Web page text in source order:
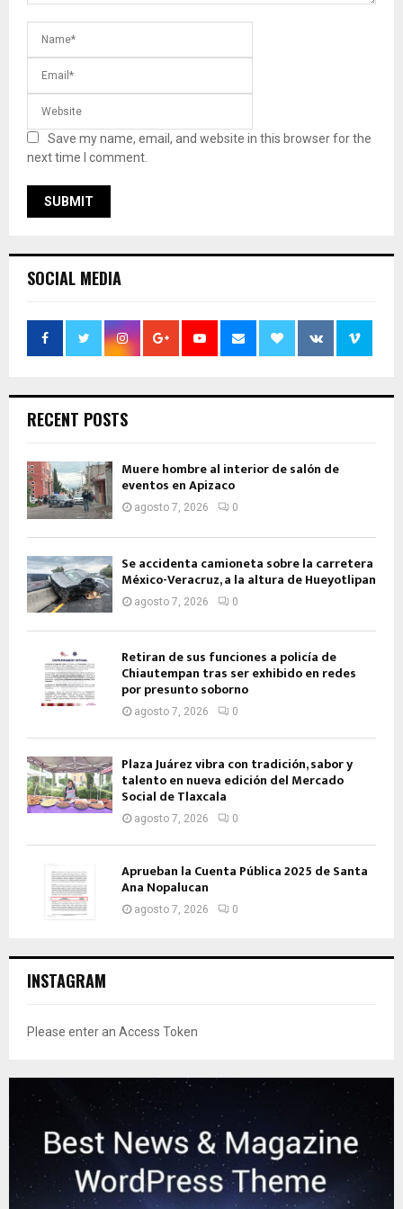
Save my name, email, and website in this browser for the
next time I comment.
SOCIAL MEDIA
RECENT POSTS
Muere hombre al interior de salón de
eventos en Apizaco
agosto 7, 2026 0
Se accidenta camioneta sobre la carretera
México-Veracruz, a la altura de Hueyotlipan
agosto 7, 2026 0
Retiran de sus funciones a policía de
Chiautempan tras ser exhibido en redes
por presunto soborno
agosto 7, 2026 0
Plaza Juárez vibra con tradición, sabor y
talento en nueva edición del Mercado
Social de Tlaxcala
agosto 7, 2026 0
Aprueban la Cuenta Pública 2025 de Santa
Ana Nopalucan
agosto 7, 2026 0
INSTAGRAM
Please enter an Access Token